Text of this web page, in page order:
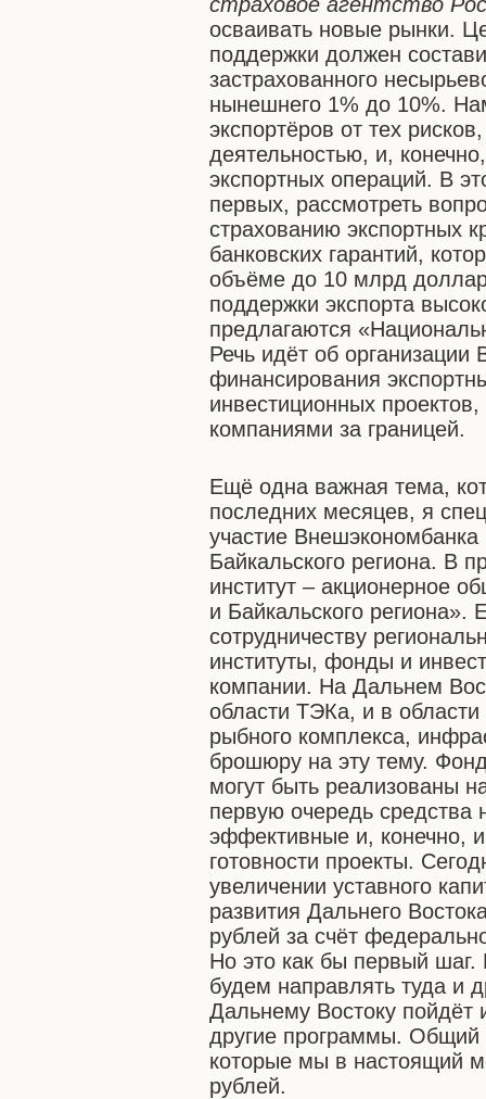
осваивать новые рынки.
поддержки должен
застрахованного
нынешнего 1% до 10%.
экспортёров от тех
деятельностью, и,
экспортных операций. В
первых, рассмотреть
страхованию экспортных
банковских гарантий,
объёме до 10 млрд
поддержки экспорта
предлагаются
Речь идёт об
финансирования
инвестиционных
компаниями за границей.
Ещё одна важная тема,
последних месяцев, я
участие
Байкальского региона. В
институт – акционерное
и Байкальского региона».
сотрудничеству
институты, фонды и
компании. На Дальнем
области ТЭКа, и в
рыбного комплекса,
брошюру на эту тему.
могут быть реализованы
первую очередь средства
эффективные и, конечно,
готовности проекты.
увеличении уставного
развития Дальнего
рублей за счёт
Но это как бы первый
будем направлять туда и
Дальнему Востоку пойдёт
другие программы.
которые мы в настоящий
рублей.